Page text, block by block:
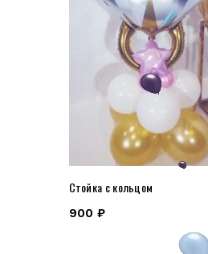
Стойка с кольцом
900₽